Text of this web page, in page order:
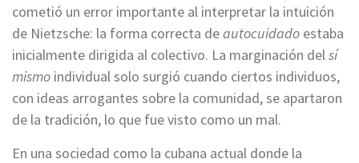
cometió un error importante al interpretar la intuición
de Nietzsche: la forma correcta deautocuidado estaba
inicialmente dirigida al colectivo. La marginación delsí
mismo individual solo surgió cuando ciertos individuos,
con ideas arrogantes sobre la comunidad, se apartaron
de la tradición, lo que fue visto como un mal.
En una sociedad como la cubana actual donde la